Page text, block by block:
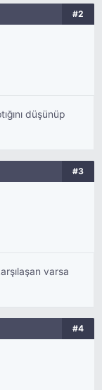
#2
düşünüp
#3
varsa
#4